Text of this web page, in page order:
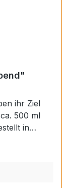
ihr Ziel
500 ml
in
cmby